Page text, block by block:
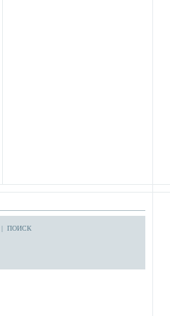
| ПОИСК